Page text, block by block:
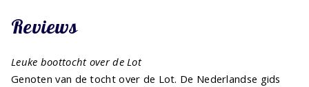
Reviews
Leuke boottocht over de Lot
Genoten van de tocht over de Lot. De Nederlandse gids